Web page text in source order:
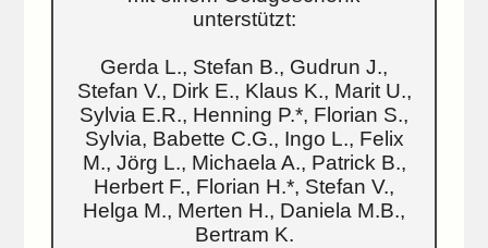
unterstützt:
Gerda L., Stefan B., Gudrun J.,
Stefan V., Dirk E., Klaus K., Marit U.,
Sylvia E.R., Henning P.*, Florian S.,
Sylvia, Babette C.G., Ingo L., Felix
M., Jörg L., Michaela A., Patrick B.,
Herbert F., Florian H.*, Stefan V.,
Helga M., Merten H., Daniela M.B.,
Bertram K.